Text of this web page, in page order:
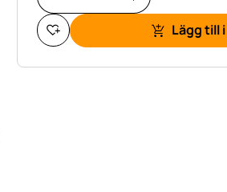
Lägg till